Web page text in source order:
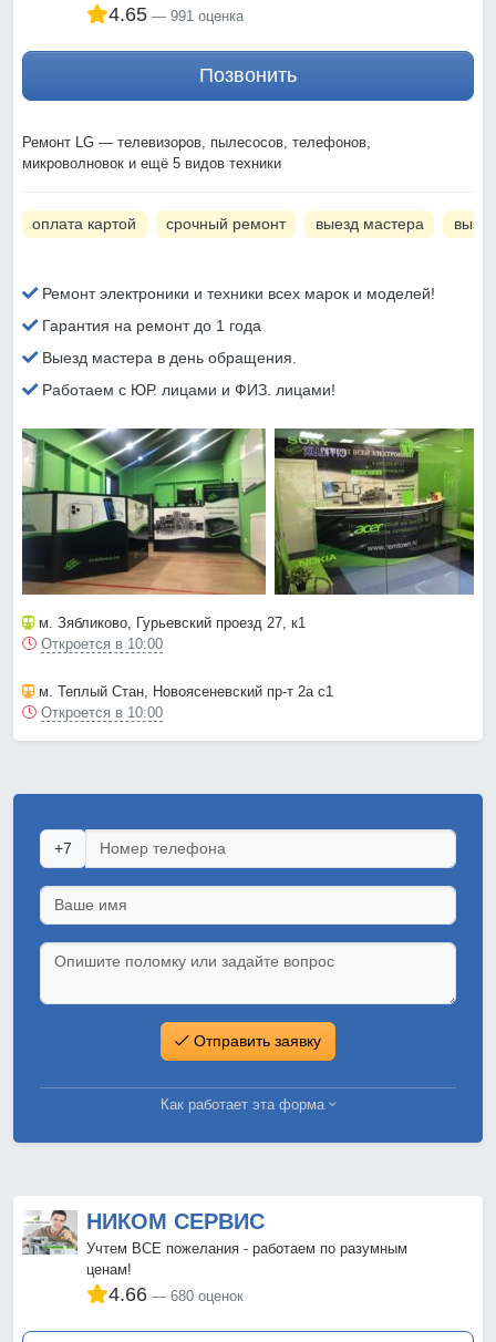
4.65 991 оценка
Позвонить
Ремонт LG — телевизоров, пылесосов, телефонов,
микроволновок и ещё 5 видов техники
оплата картой срочный ремонт выезд мастера
Ремонт электроники и техники всех марок и моделей!
Гарантия на ремонт до 1 года
Выезд мастера в день обращения.
Работаем с ЮР. лицами и ФИЗ. лицами!
м. Зябликово , Гурьевский проезд 27, к1
Откроется в 10:00
м. Теплый Стан , Новоясеневский пр-т 2а с1
Откроется в 10:00
+7
Отправить заявку
Как работает эта форма
НИКОМ СЕРВИС
Учтем ВСЕ пожелания - работаем по разумным
ценам!
4.66 680 оценок